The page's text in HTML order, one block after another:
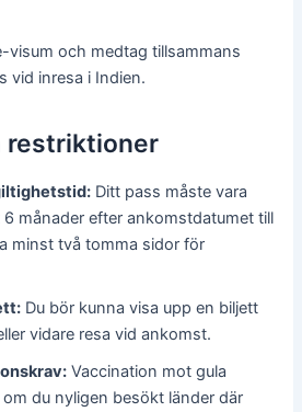
visum och medtag tillsammans
vid inresa i Indien.
restriktioner
Ditt pass måste vara
månader efter ankomstdatumet till
minst två tomma sidor för
Du bör kunna visa upp en biljett
vidare resa vid ankomst.
Vaccination mot gula
du nyligen besökt länder där